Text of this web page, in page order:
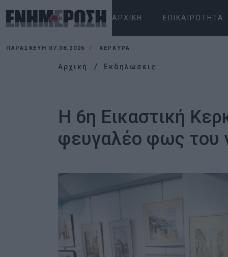
ΑΡΧΙΚΉ ΕΠΙΚΑΙΡΌΤΗΤΑ
ΠΑΡΑΣΚΕΥΉ 07.08.2026 ΚΕΡΚΥΡΑ
Αρχική Εκδηλώσεις
Η 6η Εικαστική
φευγαλέο φως του